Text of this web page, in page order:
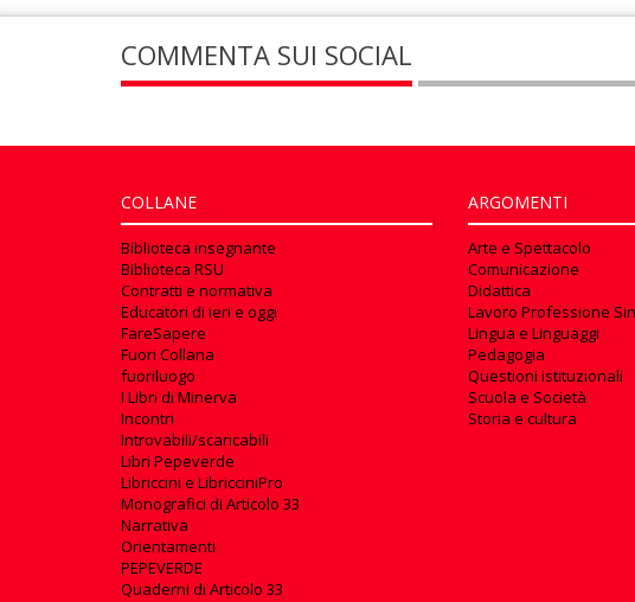
COMMENTA SUI SOCIAL
COLLANE
Biblioteca insegnante
Biblioteca RSU
Contratti e normativa
Educatori di ieri e oggi
FareSapere
Fuori Collana
fuoriluogo
I Libri di Minerva
Incontri
Introvabili/scaricabili
Libri Pepeverde
Libriccini e LibricciniPro
Monografici di Articolo 33
Narrativa
Orientamenti
PEPEVERDE
Quaderni di Articolo 33
ARGOMENTI
Arte e Spettacolo
Comunicazione
Didattica
Lavoro Professione
Lingua e Linguaggi
Pedagogia
Questioni istituzionali
Scuola e Società
Storia e cultura